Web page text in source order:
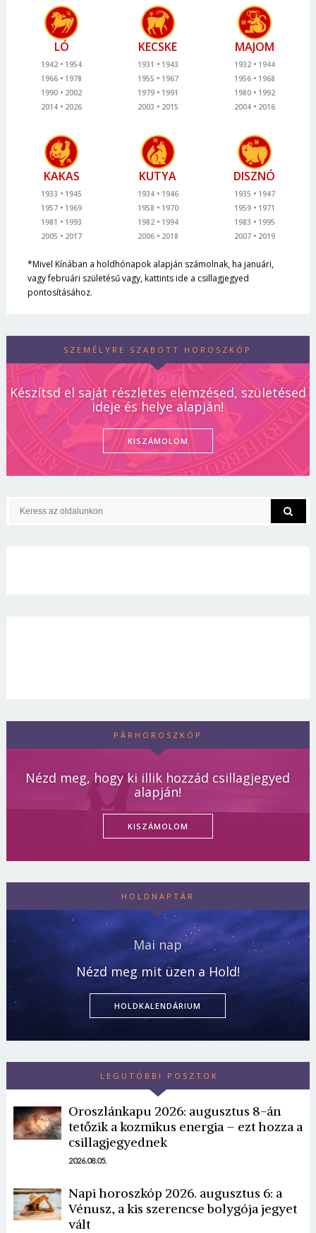
LÓ
1942
1954
1966
1978
1990
2002
2014
2026
KECSKE
1931
1943
1955
1967
1979
1991
2003
2015
MAJOM
1932
1944
1956
1968
1980
1992
2004
2016
KAKAS
1933
1945
1957
1969
1981
1993
2005
2017
KUTYA
1934
1946
1958
1970
1982
1994
2006
2018
DISZNÓ
1935
1947
1959
1971
1983
1995
2007
2019
*Mivel Kínában a holdhónapok alapján számolnak, ha januári,
vagy februári születésű vagy, kattints ide a csillagjegyed
pontosításához.
SZEMÉLYRE SZABOTT HOROSZKÓP
Készítsd el saját részletes elemzésed, születésed
ideje és helye alapján!
KISZÁMOLOM
PÁRHOROSZKÓP
Nézd meg, hogy ki illik hozzád csillagjegyed
alapján!
KISZÁMOLOM
HOLDNAPTÁR
Mai nap
Nézd meg mit üzen a Hold!
HOLDKALENDÁRIUM
LEGUTÓBBI POSZTOK
Oroszlánkapu 2026: augusztus 8-án
tetőzik a kozmikus energia – ezt hozza a
csillagjegyednek
2026.08.05.
Napi horoszkóp 2026. augusztus 6: a
Vénusz, a kis szerencse bolygója jegyet
vált